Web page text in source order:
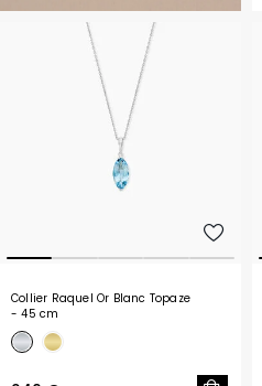
Collier Raquel Or Blanc Topaze
- 45 cm